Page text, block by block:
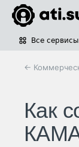
Все сервисы
←
Как